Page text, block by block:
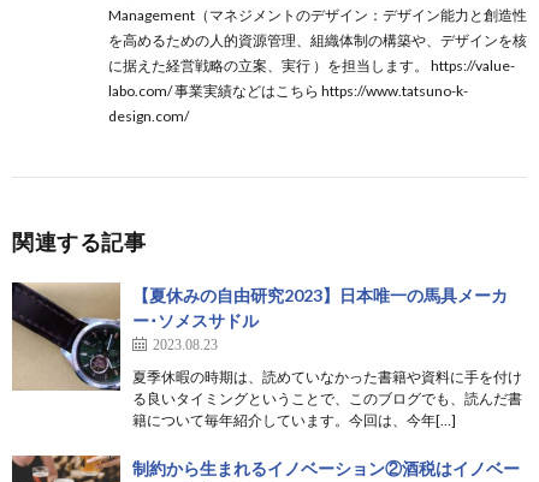
Management（マネジメントのデザイン：デザイン能力と創造性
を高めるための人的資源管理、組織体制の構築や、デザインを核
に据えた経営戦略の立案、実行 ）を担当します。 https://value-
labo.com/ 事業実績などはこちら https://www.tatsuno-k-
design.com/
関連する記事
【夏休みの自由研究2023】日本唯一の馬具メーカ
ー･ソメスサドル
2023.08.23
夏季休暇の時期は、読めていなかった書籍や資料に手を付け
る良いタイミングということで、このブログでも、読んだ書
籍について毎年紹介しています。今回は、今年[…]
制約から生まれるイノベーション②酒税はイノベー